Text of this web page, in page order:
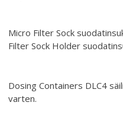
Micro Filter Sock
Filter Sock Holder
Dosing Containers DLC4
varten.